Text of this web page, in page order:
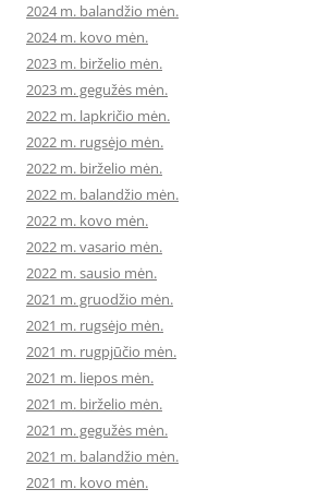
2024 m. balandžio mėn.
2024 m. kovo mėn.
2023 m. birželio mėn.
2023 m. gegužės mėn.
2022 m. lapkričio mėn.
2022 m. rugsėjo mėn.
2022 m. birželio mėn.
2022 m. balandžio mėn.
2022 m. kovo mėn.
2022 m. vasario mėn.
2022 m. sausio mėn.
2021 m. gruodžio mėn.
2021 m. rugsėjo mėn.
2021 m. rugpjūčio mėn.
2021 m. liepos mėn.
2021 m. birželio mėn.
2021 m. gegužės mėn.
2021 m. balandžio mėn.
2021 m. kovo mėn.